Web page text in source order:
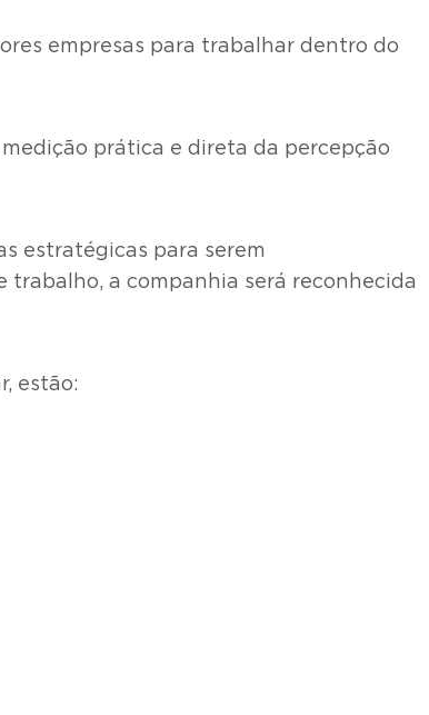
empresas para trabalhar dentro do
prática e direta da percepção
estratégicas para serem
a companhia será reconhecida
estão: